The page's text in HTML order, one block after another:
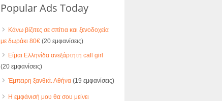
Popular Ads Today
Κάνω βίζιτες σε σπίτια και ξενοδοχεία
με δωράκι 80€(20 εμφανίσεις)
Είμαι Ελληνίδα ανεξάρτητη call girl
(20 εμφανίσεις)
Έμπειρη ξανθιά. Αθήνα(19 εμφανίσεις)
Η εμφάνισή μου θα σου μείνει